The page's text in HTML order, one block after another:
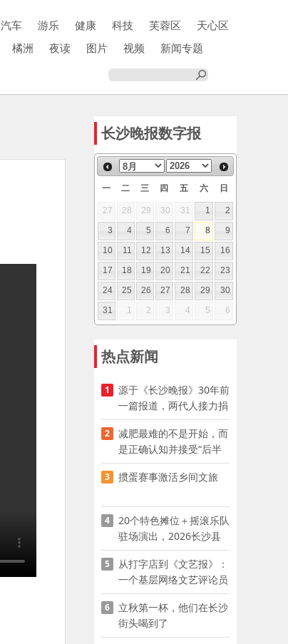
汽车 游乐 健康 科技 芙蓉区
天心区
橘洲 夜读 图片 视频
新闻专题
长沙晚报数字报
一 二 三 四 五 六 日
27 28 29 30 31 1
2
3
4 5 6 7 8
9
10
11 12 13 14 15
16
17
18 19 20 21 22
23
24
25 26 27 28 29
30
31
1 2 3 4 5 6
热点新闻
1
源于《长沙晚报》30年前
一篇报道，两代人接力捐
资助学
2
减肥最难的不是开始，而
是正确认知并接受“后半
程”
3 掼蛋赛事激活乡间文旅
4
20个特色摊位＋摇滚乐队
驻场演出，2026长沙县
夜市嘉年华启幕
5
从打字店到《文艺报》：
一个基层网络文艺评论员
的突围
6
立秋第一杯，他们在长沙
街头喝到了